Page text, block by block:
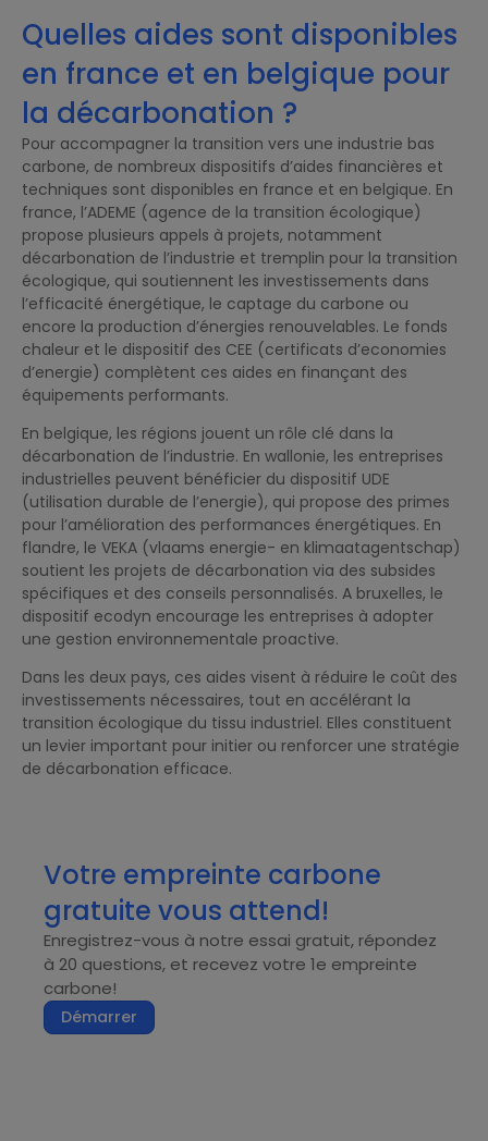
Quelles aides sont disponibles
en france et en belgique pour
la décarbonation ?
Pour accompagner la transition vers une industrie bas
carbone, de nombreux dispositifs d’aides financières et
techniques sont disponibles en france et en belgique. En
france, l’ADEME (agence de la transition écologique)
propose plusieurs appels à projets, notamment
décarbonation de l’industrie et tremplin pour la transition
écologique, qui soutiennent les investissements dans
l’efficacité énergétique, le captage du carbone ou
encore la production d’énergies renouvelables. Le fonds
chaleur et le dispositif des CEE (certificats d’economies
d’energie) complètent ces aides en finançant des
équipements performants.
En belgique, les régions jouent un rôle clé dans la
décarbonation de l’industrie. En wallonie, les entreprises
industrielles peuvent bénéficier du dispositif UDE
(utilisation durable de l’energie), qui propose des primes
pour l’amélioration des performances énergétiques. En
flandre, le VEKA (vlaams energie- en klimaatagentschap)
soutient les projets de décarbonation via des subsides
spécifiques et des conseils personnalisés. A bruxelles, le
dispositif ecodyn encourage les entreprises à adopter
une gestion environnementale proactive.
Dans les deux pays, ces aides visent à réduire le coût des
investissements nécessaires, tout en accélérant la
transition écologique du tissu industriel. Elles constituent
un levier important pour initier ou renforcer une stratégie
de décarbonation efficace.
Votre empreinte carbone
gratuite vous attend!
Enregistrez-vous à notre essai gratuit, répondez
à 20 questions, et recevez votre 1e empreinte
carbone!
Démarrer